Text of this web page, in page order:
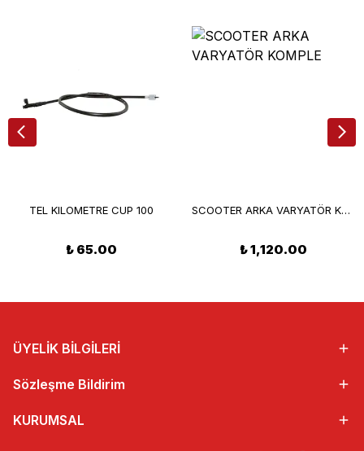
TEL KILOMETRE CUP 100
₺ 65.00
SCOOTER ARKA VARYATÖR KOMPLE
₺ 1,120.00
ÜYELİK BİLGİLERİ
Sözleşme Bildirim
KURUMSAL